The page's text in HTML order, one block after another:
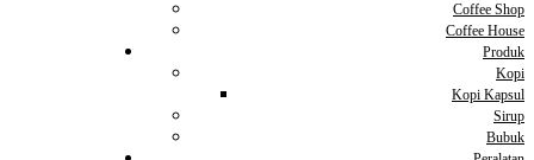
Coffee Shop
Coffee House
Produk
Kopi
Kopi Kapsul
Sirup
Bubuk